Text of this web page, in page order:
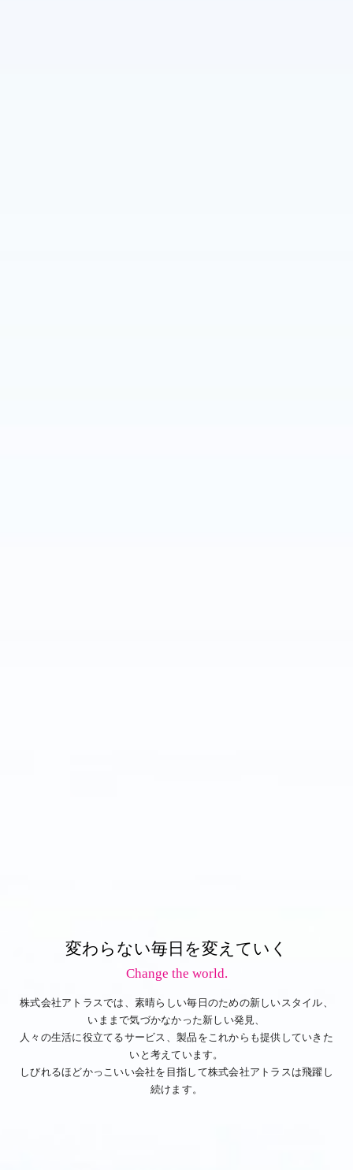
変わらない毎日を変えていく
Change the world.
株式会社アトラスでは、素晴らしい毎日のための新しいスタイル、
いままで気づかなかった新しい発見、
人々の生活に役立てるサービス、製品をこれからも提供していきた
いと考えています。
しびれるほどかっこいい会社を目指して株式会社アトラスは飛躍し
続けます。